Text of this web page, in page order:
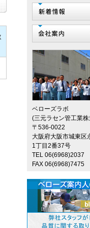
ベローズラボ
(三元ラセン管工業
〒536-0022
大阪府大阪市城東区
1丁目2番37号
TEL 06(6968)2037
FAX 06(6968)7475